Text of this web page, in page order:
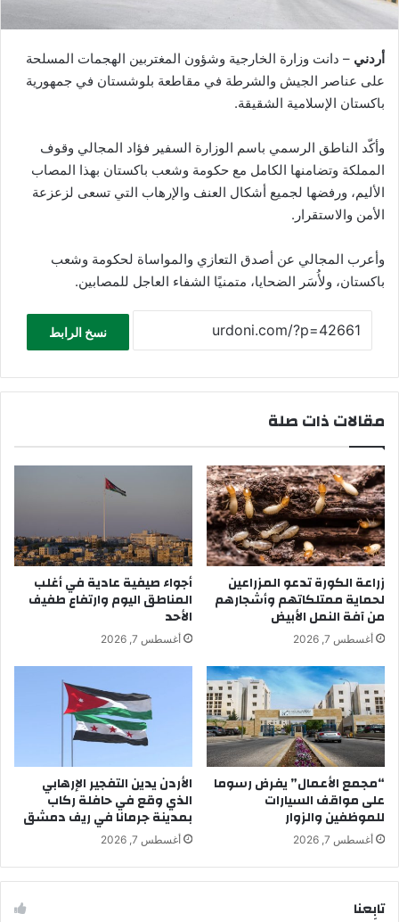
أردني – دانت وزارة الخارجية وشؤون المغتربين الهجمات المسلحة
على عناصر الجيش والشرطة في مقاطعة بلوشستان في جمهورية
باكستان الإسلامية الشقيقة.
وأكّد الناطق الرسمي باسم الوزارة السفير فؤاد المجالي وقوف
المملكة وتضامنها الكامل مع حكومة وشعب باكستان بهذا المصاب
الأليم، ورفضها لجميع أشكال العنف والإرهاب التي تسعى لزعزعة
الأمن والاستقرار.
وأعرب المجالي عن أصدق التعازي والمواساة لحكومة وشعب
باكستان، ولأُسَر الضحايا، متمنيًا الشفاء العاجل للمصابين.
نسخ الرابط
مقالات ذات صلة
زراعة الكورة تدعو المزراعين
لحماية ممتلكاتهم وأشجارهم
من آفة النمل الأبيض
أغسطس 7, 2026
أجواء صيفية عادية في أغلب
المناطق اليوم وارتفاع طفيف
الأحد
أغسطس 7, 2026
“مجمع الأعمال” يفرض رسوما
على مواقف السيارات
للموظفين والزوار
أغسطس 7, 2026
الأردن يدين التفجير الإرهابي
الذي وقع في حافلة ركاب
بمدينة جرمانا في ريف دمشق
أغسطس 7, 2026
تابِعنا